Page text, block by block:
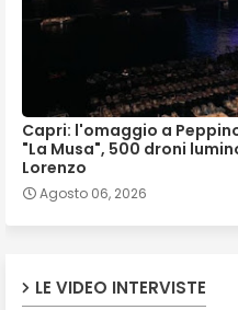
Capri: l'omaggio a
"La Musa", 500 droni
Lorenzo
Agosto 06, 2026
LE VIDEO INTERVISTE